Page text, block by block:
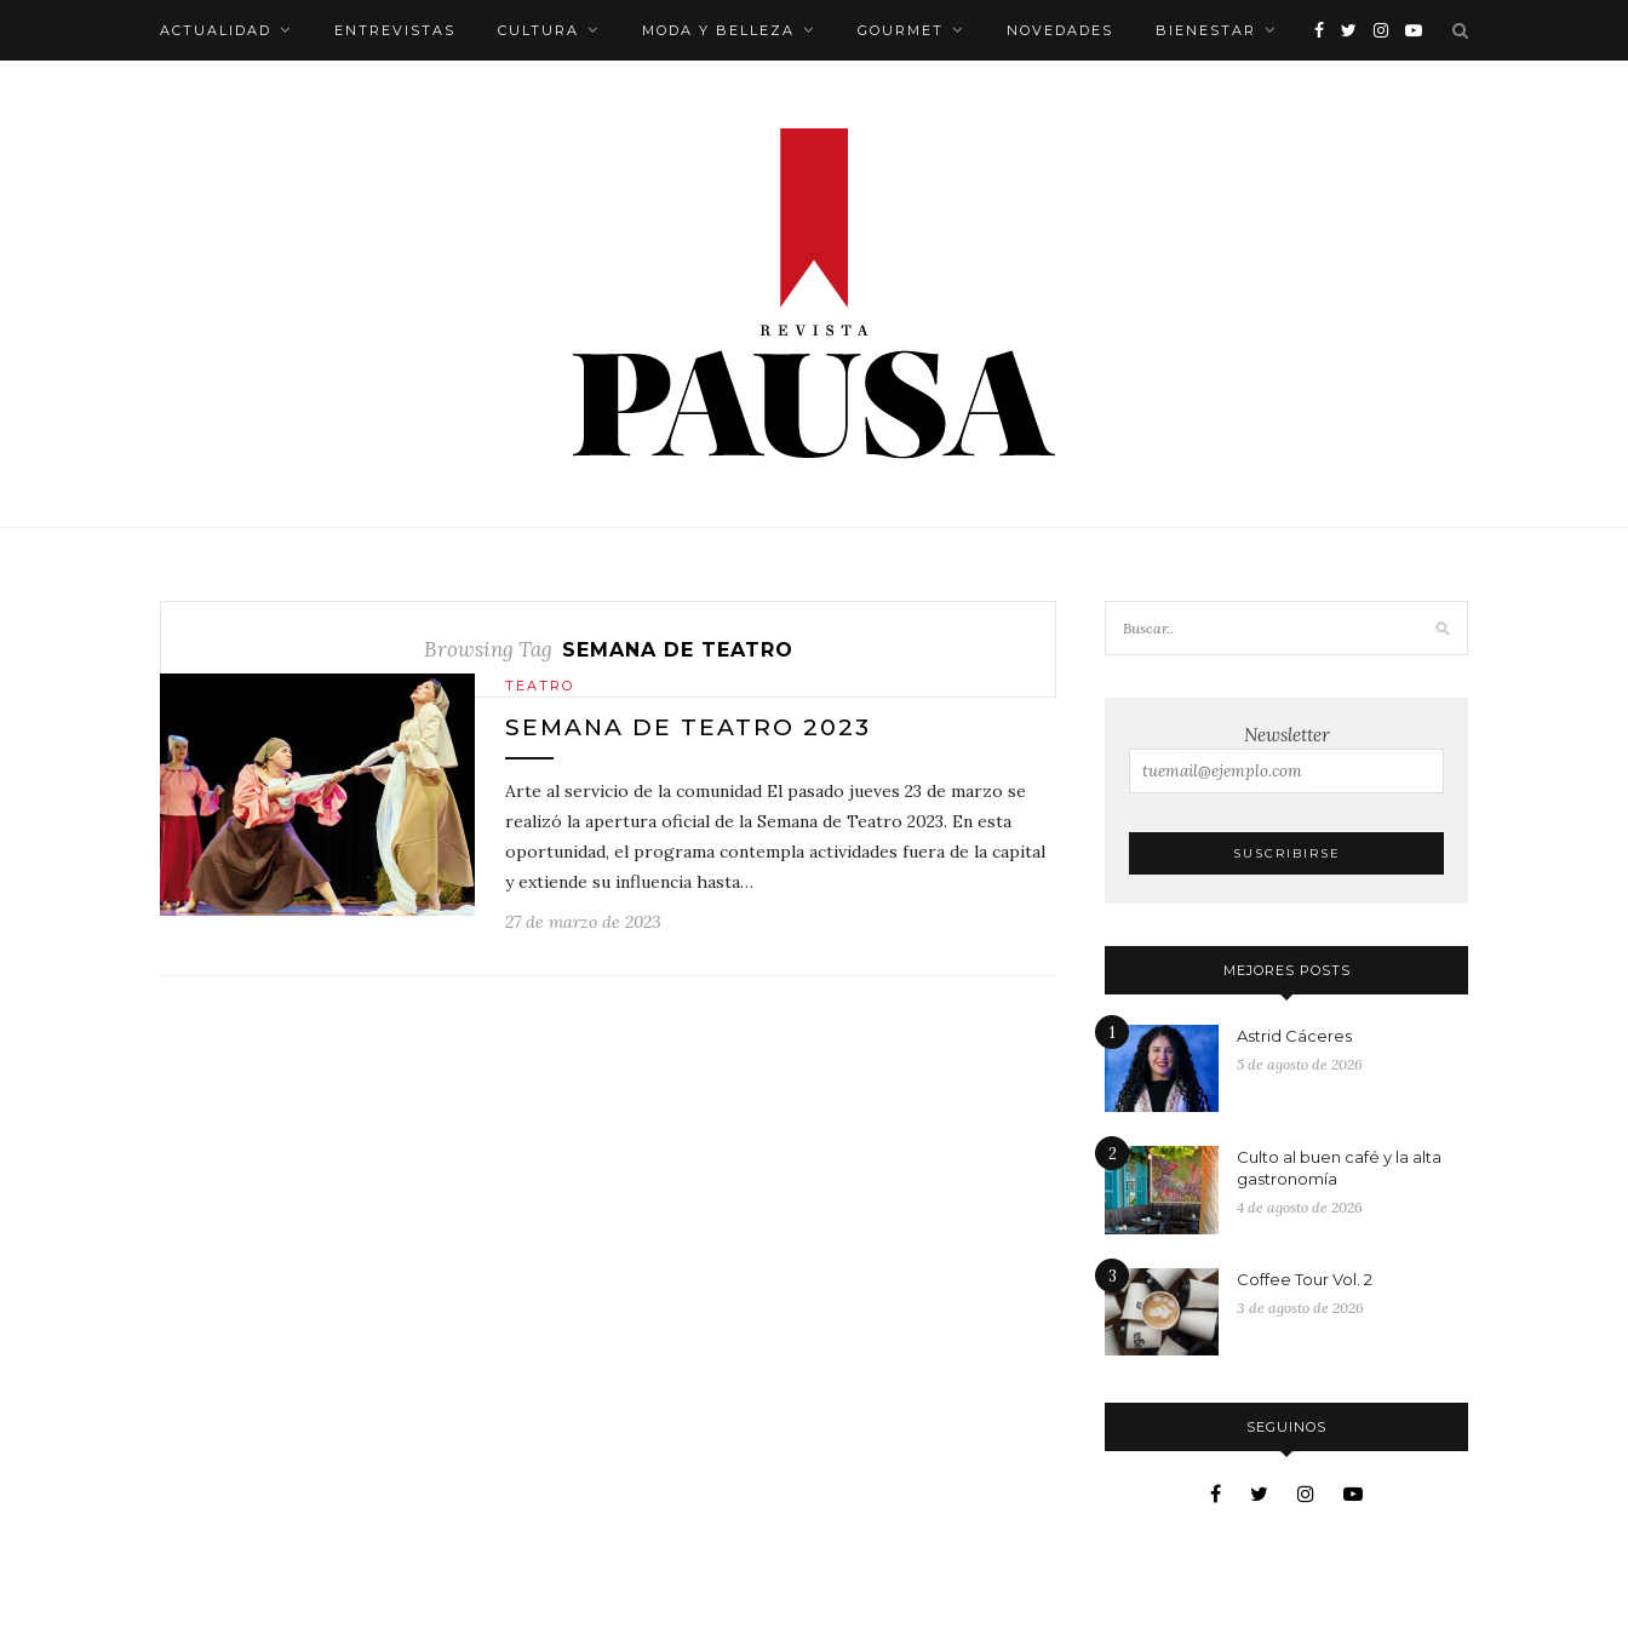
ACTUALIDAD ENTREVISTAS CULTURA MODA Y BELLEZA GOURMET NOVEDADES BIENESTAR
Browsing Tag SEMANA DE TEATRO
TEATRO
SEMANA DE TEATRO 2023
Arte al servicio de la comunidad El pasado jueves 23 de marzo se
realizó la apertura oficial de la Semana de Teatro 2023. En esta
oportunidad, el programa contempla actividades fuera de la capital
y extiende su influencia hasta…
27 de marzo de 2023
Newsletter
MEJORES POSTS
1 Astrid Cáceres
5 de agosto de 2026
2
Culto al buen café y la alta
gastronomía
4 de agosto de 2026
3 Coffee Tour Vol. 2
3 de agosto de 2026
SEGUINOS